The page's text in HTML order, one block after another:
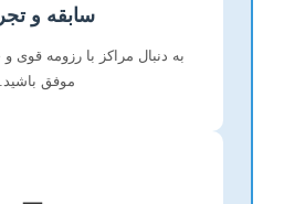
سابقه و تجربه
به دنبال مراکز با رزومه قوی و
موفق باشید.